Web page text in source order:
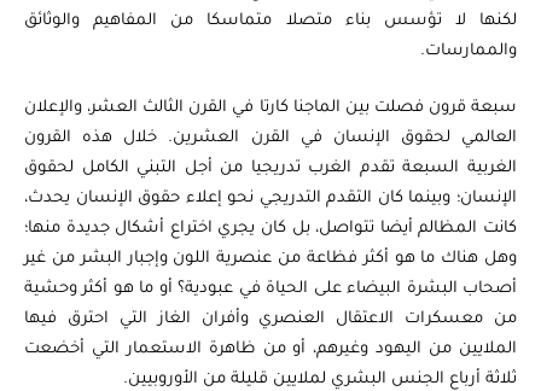
لكنها لا تؤسس بناء متصلا متماسكا من المفاهيم والوثائق
والممارسات.
سبعة قرون فصلت بين الماجنا كارتا في القرن الثالث العشر، والإعلان
العالمي لحقوق الإنسان في القرن العشرين. خلال هذه القرون
الغربية السبعة تقدم الغرب تدريجيا من أجل التبني الكامل لحقوق
الإنسان؛ وبينما كان التقدم التدريجي نحو إعلاء حقوق الإنسان يحدث،
كانت المظالم أيضا تتواصل، بل كان يجري اختراع أشكال جديدة منها؛
وهل هناك ما هو أكثر فظاعة من عنصرية اللون وإجبار البشر من غير
أصحاب البشرة البيضاء على الحياة في عبودية؟ أو ما هو أكثر وحشية
من معسكرات الاعتقال العنصري وأفران الغاز التي احترق فيها
الملايين من اليهود وغيرهم، أو من ظاهرة الاستعمار التي أخضعت
ثلاثة أرباع الجنس البشري لملايين قليلة من الأوروبيين.